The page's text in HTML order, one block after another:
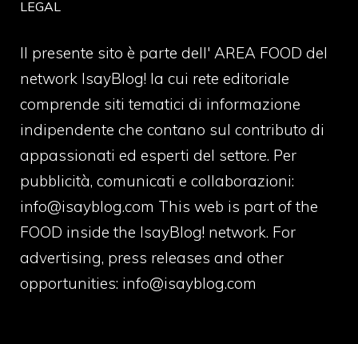
LEGAL
Il presente sito è parte dell' AREA FOOD del
network IsayBlog! la cui rete editoriale
comprende siti tematici di informazione
indipendente che contano sul contributo di
appassionati ed esperti del settore. Per
pubblicità, comunicati e collaborazioni:
info@isayblog.com This web is part of the
FOOD inside the IsayBlog! network. For
advertising, press releases and other
opportunities: info@isayblog.com